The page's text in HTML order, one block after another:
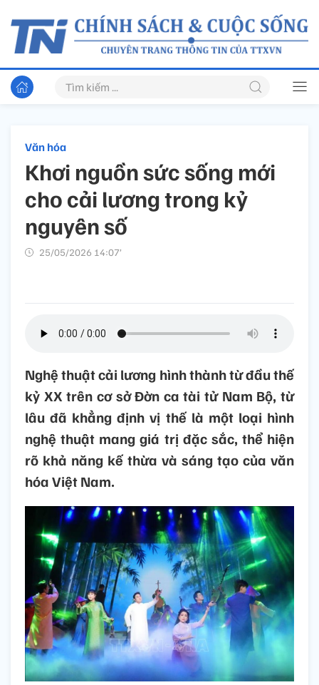
Văn hóa
Khơi nguồn sức sống mới
cho cải lương trong kỷ
nguyên số
25/05/2026 14:07’
Nghệ thuật cải lương hình thành từ đầu thế
kỷ XX trên cơ sở Đờn ca tài tử Nam Bộ, từ
lâu đã khẳng định vị thế là một loại hình
nghệ thuật mang giá trị đặc sắc, thể hiện
rõ khả năng kế thừa và sáng tạo của văn
hóa Việt Nam.